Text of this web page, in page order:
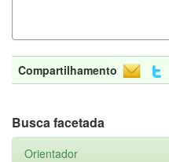
Compartilhamento
Busca facetada
Orientador